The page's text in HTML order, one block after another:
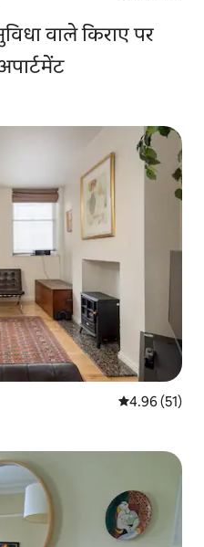
वाले किराए पर
औसत रेटिंग 5 में
4.96 (51)